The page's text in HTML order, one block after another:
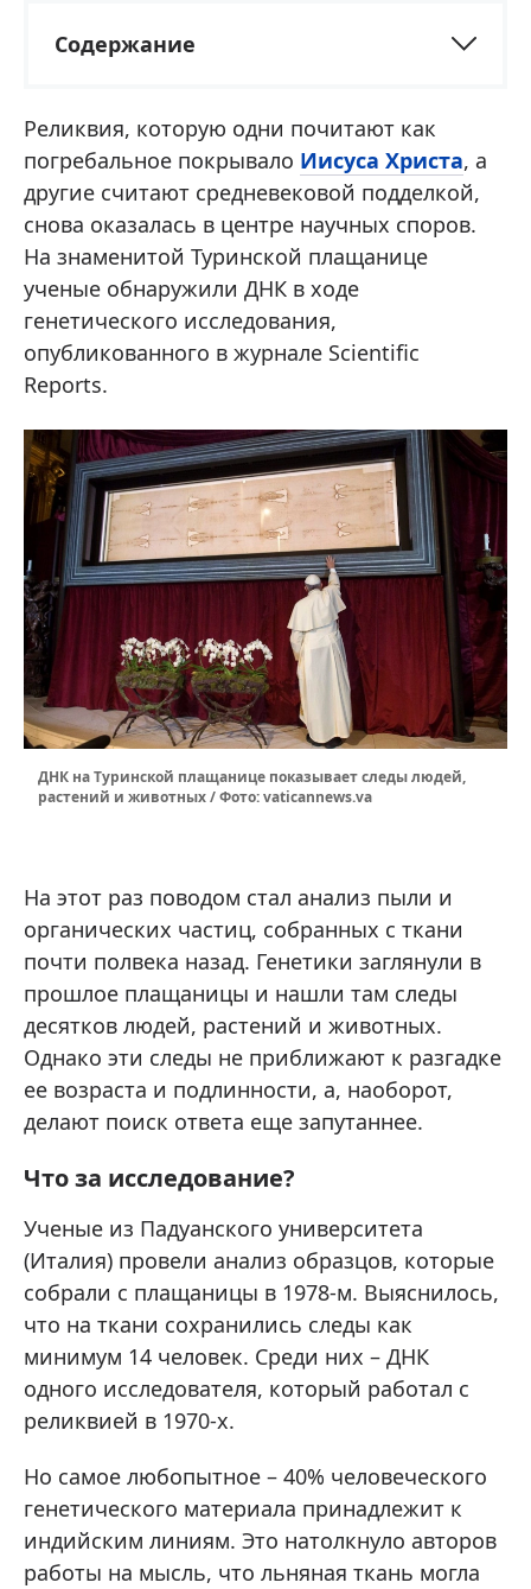
Содержание
Реликвия, которую одни почитают как
погребальное покрывало Иисуса Христа, а
другие считают средневековой подделкой,
снова оказалась в центре научных споров.
На знаменитой Туринской плащанице
ученые обнаружили ДНК в ходе
генетического исследования,
опубликованного в журнале Scientific
Reports.
ДНК на Туринской плащанице показывает следы людей,
растений и животных / Фото: vaticannews.va
На этот раз поводом стал анализ пыли и
органических частиц, собранных с ткани
почти полвека назад. Генетики заглянули в
прошлое плащаницы и нашли там следы
десятков людей, растений и животных.
Однако эти следы не приближают к разгадке
ее возраста и подлинности, а, наоборот,
делают поиск ответа еще запутаннее.
Что за исследование?
Ученые из Падуанского университета
(Италия) провели анализ образцов, которые
собрали с плащаницы в 1978-м. Выяснилось,
что на ткани сохранились следы как
минимум 14 человек. Среди них – ДНК
одного исследователя, который работал с
реликвией в 1970-х.
Но самое любопытное – 40% человеческого
генетического материала принадлежит к
индийским линиям. Это натолкнуло авторов
работы на мысль, что льняная ткань могла